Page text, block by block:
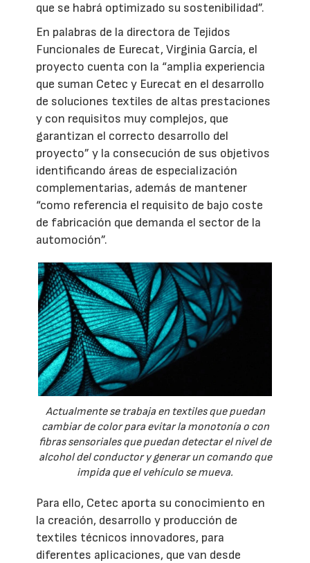
que se habrá optimizado su sostenibilidad”.
En palabras de la directora de Tejidos
Funcionales de Eurecat, Virginia García, el
proyecto cuenta con la “amplia experiencia
que suman Cetec y Eurecat en el desarrollo
de soluciones textiles de altas prestaciones
y con requisitos muy complejos, que
garantizan el correcto desarrollo del
proyecto” y la consecución de sus objetivos
identificando áreas de especialización
complementarias, además de mantener
“como referencia el requisito de bajo coste
de fabricación que demanda el sector de la
automoción”.
Actualmente se trabaja en textiles que puedan
cambiar de color para evitar la monotonía o con
fibras sensoriales que puedan detectar el nivel de
alcohol del conductor y generar un comando que
impida que el vehículo se mueva.
Para ello, Cetec aporta su conocimiento en
la creación, desarrollo y producción de
textiles técnicos innovadores, para
diferentes aplicaciones, que van desde